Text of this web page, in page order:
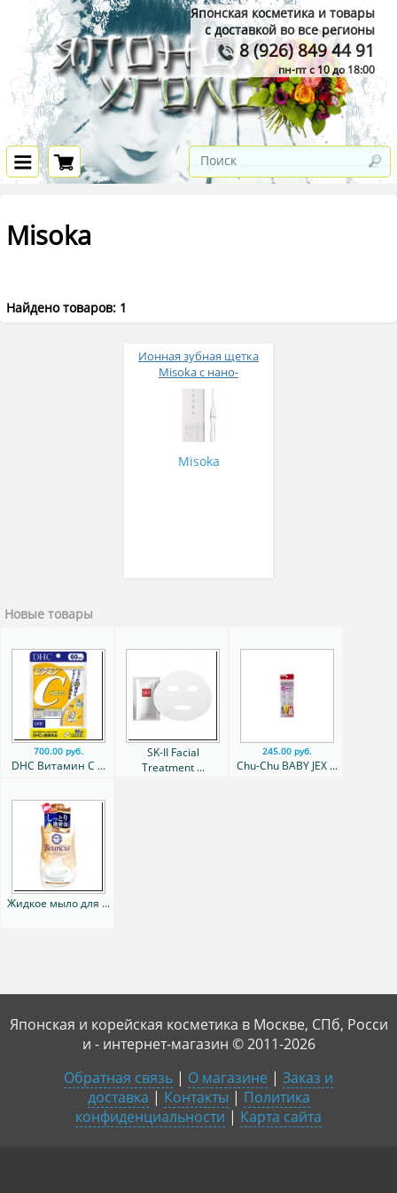
Японская косметика и товары
с доставкой во все регионы
8 (926) 849 44 91
пн-пт с 10 до 18:00
Misoka
Найдено товаров: 1
Ионная зубная щетка
Misoka с нано-
минералами
Misoka
Новые товары
700.00 руб.
DHC Витамин С ...
SK-II Facial
Treatment ...
245.00 руб.
Chu-Chu BABY JEX ...
Жидкое мыло для ...
Японская и корейская косметика в Москве, СПб, Росси
и - интернет-магазин © 2011-2026
Обратная связь | О магазине | Заказ и
доставка | Контакты | Политика
конфиденциальности | Карта сайта